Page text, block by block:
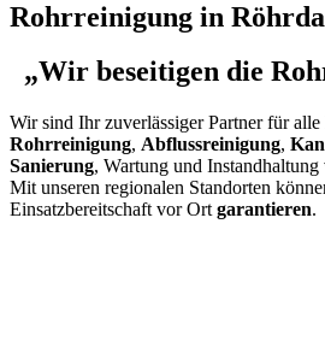
Rohrreinigung in Röhrda
„Wir beseitigen die
Wir sind Ihr zuverlässiger Partner für
Rohrreinigung, Abflussreinigung,
Sanierung, Wartung und
Mit unseren regionalen Standorten
Einsatzbereitschaft vor Ort garantieren.